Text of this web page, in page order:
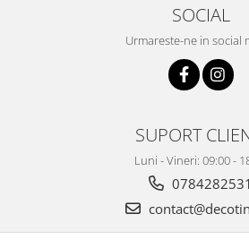
SOCIAL
Urmareste-ne in social
SUPORT
Luni - Vineri: 09:00 -
0784282531